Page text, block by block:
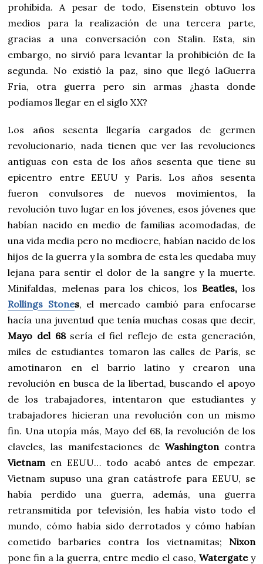
prohibida. A pesar de todo, Eisenstein obtuvo los
medios para la realización de una tercera parte,
gracias a una conversación con Stalin. Esta, sin
embargo, no sirvió para levantar la prohibición de la
segunda. No existió la paz, sino que llegó laGuerra
Fría, otra guerra pero sin armas ¿hasta donde
podíamos llegar en el siglo XX?
Los años sesenta llegaría cargados de germen
revolucionario, nada tienen que ver las revoluciones
antiguas con esta de los años sesenta que tiene su
epicentro entre EEUU y París. Los años sesenta
fueron convulsores de nuevos movimientos, la
revolución tuvo lugar en los jóvenes, esos jóvenes que
habían nacido en medio de familias acomodadas, de
una vida media pero no mediocre, habían nacido de los
hijos de la guerra y la sombra de esta les quedaba muy
lejana para sentir el dolor de la sangre y la muerte.
Minifaldas, melenas para los chicos, los Beatles, los
Rollings Stones, el mercado cambió para enfocarse
hacía una juventud que tenía muchas cosas que decir,
Mayo del 68sería el fiel reflejo de esta generación,
miles de estudiantes tomaron las calles de París, se
amotinaron en el barrio latino y crearon una
revolución en busca de la libertad, buscando el apoyo
de los trabajadores, intentaron que estudiantes y
trabajadores hicieran una revolución con un mismo
fin. Una utopía más, Mayo del 68, la revolución de los
claveles, las manifestaciones de Washingtoncontra
Vietnam en EEUU… todo acabó antes de empezar.
Vietnam supuso una gran catástrofe para EEUU, se
había perdido una guerra, además, una guerra
retransmitida por televisión, les había visto todo el
mundo, cómo había sido derrotados y cómo habían
cometido barbaries contra los vietnamitas; Nixon
pone fin a la guerra, entre medio el caso, Watergatey